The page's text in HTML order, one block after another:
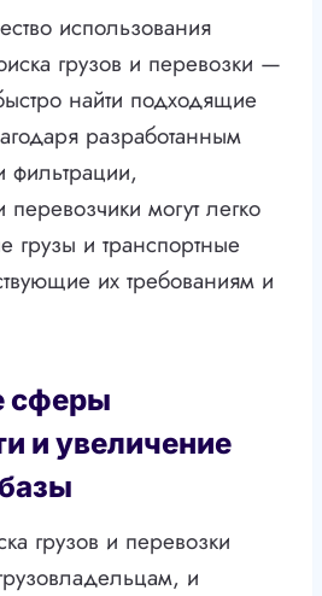
использования
грузов и перевозки —
найти подходящие
разработанным
фильтрации,
могут легко
грузы и транспортные
их требованиям и
сферы
и увеличение
грузов и перевозки
и